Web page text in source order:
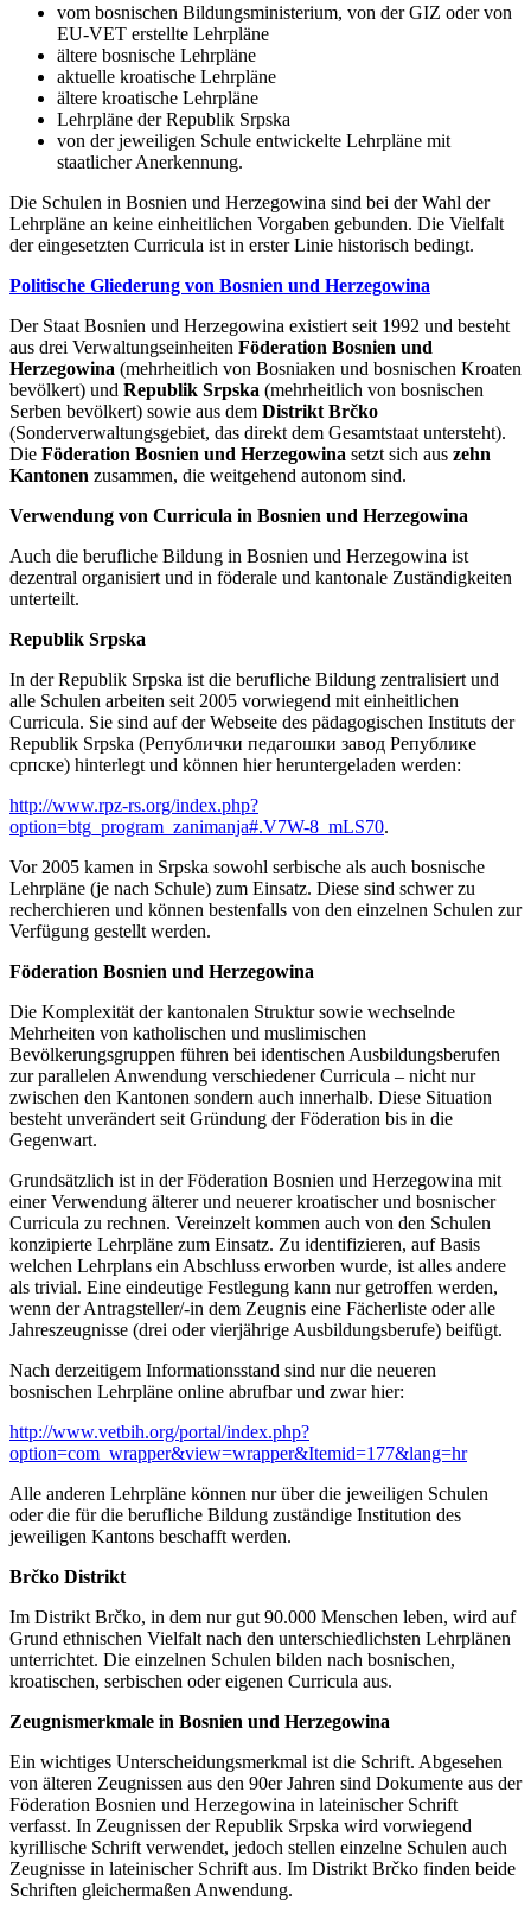
vom bosnischen Bildungsministerium, von der GIZ oder von
EU-VET erstellte Lehrpläne
ältere bosnische Lehrpläne
aktuelle kroatische Lehrpläne
ältere kroatische Lehrpläne
Lehrpläne der Republik Srpska
von der jeweiligen Schule entwickelte Lehrpläne mit
staatlicher Anerkennung.
Die Schulen in Bosnien und Herzegowina sind bei der Wahl der
Lehrpläne an keine einheitlichen Vorgaben gebunden. Die Vielfalt
der eingesetzten Curricula ist in erster Linie historisch bedingt.
Politische Gliederung von Bosnien und Herzegowina
Der Staat Bosnien und Herzegowina existiert seit 1992 und besteht
aus drei Verwaltungseinheiten Föderation Bosnien und
Herzegowina (mehrheitlich von Bosniaken und bosnischen Kroaten
bevölkert) und Republik Srpska (mehrheitlich von bosnischen
Serben bevölkert) sowie aus dem Distrikt Brčko
(Sonderverwaltungsgebiet, das direkt dem Gesamtstaat untersteht).
Die Föderation Bosnien und Herzegowina setzt sich aus zehn
Kantonen zusammen, die weitgehend autonom sind.
Verwendung von Curricula in Bosnien und Herzegowina
Auch die berufliche Bildung in Bosnien und Herzegowina ist
dezentral organisiert und in föderale und kantonale Zuständigkeiten
unterteilt.
Republik Srpska
In der Republik Srpska ist die berufliche Bildung zentralisiert und
alle Schulen arbeiten seit 2005 vorwiegend mit einheitlichen
Curricula. Sie sind auf der Webseite des pädagogischen Instituts der
Republik Srpska (Републички педагошки завод Републике
српске) hinterlegt und können hier heruntergeladen werden:
http://www.rpz-rs.org/index.php?
option=btg_program_zanimanja#.V7W-8_mLS70.
Vor 2005 kamen in Srpska sowohl serbische als auch bosnische
Lehrpläne (je nach Schule) zum Einsatz. Diese sind schwer zu
recherchieren und können bestenfalls von den einzelnen Schulen zur
Verfügung gestellt werden.
Föderation Bosnien und Herzegowina
Die Komplexität der kantonalen Struktur sowie wechselnde
Mehrheiten von katholischen und muslimischen
Bevölkerungsgruppen führen bei identischen Ausbildungsberufen
zur parallelen Anwendung verschiedener Curricula – nicht nur
zwischen den Kantonen sondern auch innerhalb. Diese Situation
besteht unverändert seit Gründung der Föderation bis in die
Gegenwart.
Grundsätzlich ist in der Föderation Bosnien und Herzegowina mit
einer Verwendung älterer und neuerer kroatischer und bosnischer
Curricula zu rechnen. Vereinzelt kommen auch von den Schulen
konzipierte Lehrpläne zum Einsatz. Zu identifizieren, auf Basis
welchen Lehrplans ein Abschluss erworben wurde, ist alles andere
als trivial. Eine eindeutige Festlegung kann nur getroffen werden,
wenn der Antragsteller/-in dem Zeugnis eine Fächerliste oder alle
Jahreszeugnisse (drei oder vierjährige Ausbildungsberufe) beifügt.
Nach derzeitigem Informationsstand sind nur die neueren
bosnischen Lehrpläne online abrufbar und zwar hier:
http://www.vetbih.org/portal/index.php?
option=com_wrapper&view=wrapper&Itemid=177&lang=hr
Alle anderen Lehrpläne können nur über die jeweiligen Schulen
oder die für die berufliche Bildung zuständige Institution des
jeweiligen Kantons beschafft werden.
Brčko Distrikt
Im Distrikt Brčko, in dem nur gut 90.000 Menschen leben, wird auf
Grund ethnischen Vielfalt nach den unterschiedlichsten Lehrplänen
unterrichtet. Die einzelnen Schulen bilden nach bosnischen,
kroatischen, serbischen oder eigenen Curricula aus.
Zeugnismerkmale in Bosnien und Herzegowina
Ein wichtiges Unterscheidungsmerkmal ist die Schrift. Abgesehen
von älteren Zeugnissen aus den 90er Jahren sind Dokumente aus der
Föderation Bosnien und Herzegowina in lateinischer Schrift
verfasst. In Zeugnissen der Republik Srpska wird vorwiegend
kyrillische Schrift verwendet, jedoch stellen einzelne Schulen auch
Zeugnisse in lateinischer Schrift aus. Im Distrikt Brčko finden beide
Schriften gleichermaßen Anwendung.